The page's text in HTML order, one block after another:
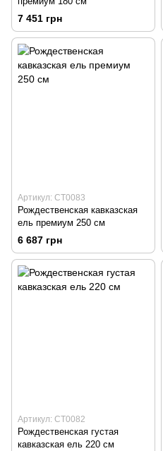
7 451 грн
Артикул: CT0083
Рождественская кавказская
ель премиум 250 см
6 687 грн
Артикул: CT0082
Рождественская густая
кавказская ель 220 см